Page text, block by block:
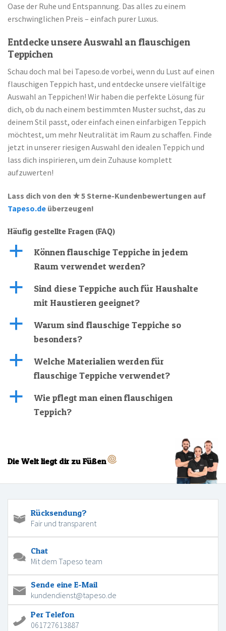
Oase der Ruhe und Entspannung. Das alles zu einem
erschwinglichen Preis – einfach purer Luxus.
Entdecke unsere Auswahl an flauschigen
Teppichen
Schau doch mal bei Tapeso.de vorbei, wenn du Lust auf einen
flauschigen Teppich hast, und entdecke unsere vielfältige
Auswahl an Teppichen! Wir haben die perfekte Lösung für
dich, ob du nach einem bestimmten Muster suchst, das zu
deinem Stil passt, oder einfach einen einfarbigen Teppich
möchtest, um mehr Neutralität im Raum zu schaffen. Finde
jetzt in unserer riesigen Auswahl den idealen Teppich und
lass dich inspirieren, um dein Zuhause komplett
aufzuwerten!
Lass dich von den ★ 5 Sterne-Kundenbewertungen auf
Tapeso.de überzeugen!
Häufig gestellte Fragen (FAQ)
a
Können flauschige Teppiche in jedem
Raum verwendet werden?
a
Sind diese Teppiche auch für Haushalte
mit Haustieren geeignet?
a
Warum sind flauschige Teppiche so
besonders?
a
Welche Materialien werden für
flauschige Teppiche verwendet?
a
Wie pflegt man einen flauschigen
Teppich?
Die Welt liegt dir zu Füßen
Rücksendung?
Fair und transparent
Chat
Mit dem Tapeso team
Sende eine E-Mail
kundendienst@tapeso.de
Per Telefon
061727613887